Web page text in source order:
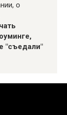
о
"съедали"